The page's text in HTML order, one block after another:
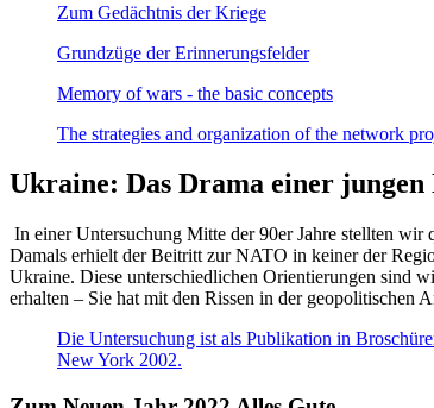
Zum Gedächtnis der Kriege
Grundzüge der Erinnerungsfelder
Memory of wars - the basic concepts
The strategies and organization of the network
Ukraine: Das Drama einer jungen
In einer Untersuchung Mitte der 90er Jahre stellten wir
Damals erhielt der Beitritt zur NATO in keiner der
Ukraine. Diese unterschiedlichen Orientierungen sind
erhalten – Sie hat mit den Rissen in der geopolitischen
Die Untersuchung ist als Publikation in
New York 2002.